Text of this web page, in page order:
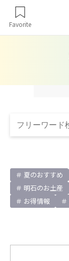
Favorite
夏のおすすめ
明石のお土産
お得情報